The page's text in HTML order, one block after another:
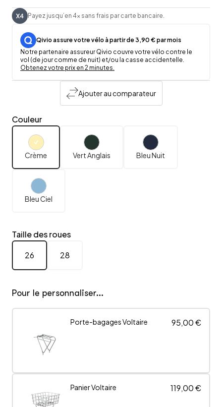
Payez jusqu’en 4x sans frais par carte bancaire.
Qivio assure votre vélo à partir de 3,90 € par mois
Notre partenaire assureur Qivio couvre votre vélo contre le
vol (de jour comme de nuit) et/ou la casse accidentelle.
Obtenez votre prix en 2 minutes.
Ajouter au comparateur
Couleur
Crème Vert Anglais Bleu Nuit
Bleu Ciel
Taille des roues
26
28
Pour le personnaliser...
Porte-bagages Voltaire 95,00 €
Panier Voltaire 119,00 €